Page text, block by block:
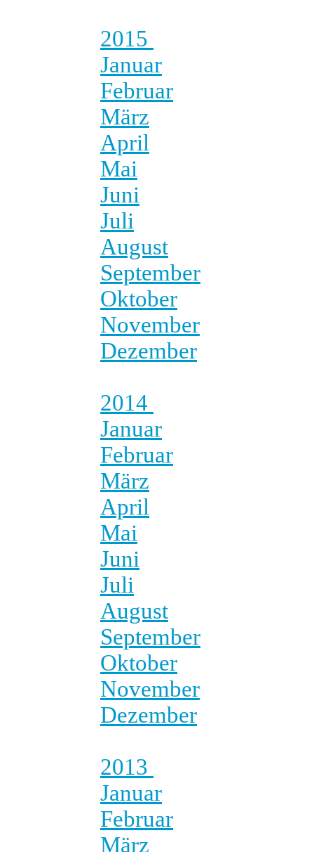
2015
Januar
Februar
März
April
Mai
Juni
Juli
August
September
Oktober
November
Dezember
2014
Januar
Februar
März
April
Mai
Juni
Juli
August
September
Oktober
November
Dezember
2013
Januar
Februar
März